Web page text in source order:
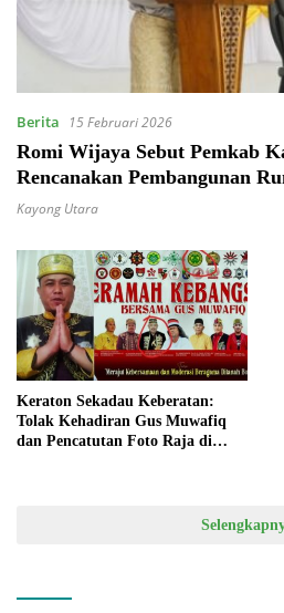
Berita 15 Februari 2026
Romi Wijaya Sebut Pemkab
Rencanakan Pembangunan
Kayong Utara
Keraton Sekadau Keberatan:
Tolak Kehadiran Gus Muwafiq
dan Pencatutan Foto Raja di